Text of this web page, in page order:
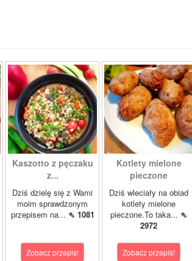
Kaszotto z pęczaku
z...
Dziś dzielę się z Wami
moim sprawdzonym
przepisem na... ⇖ 1081
Zobacz przepis!
Kotlety mielone
pieczone
Dziś wleciały na obiad
kotlety mielone
pieczone.To taka... ⇖
2972
Zobacz przepis!